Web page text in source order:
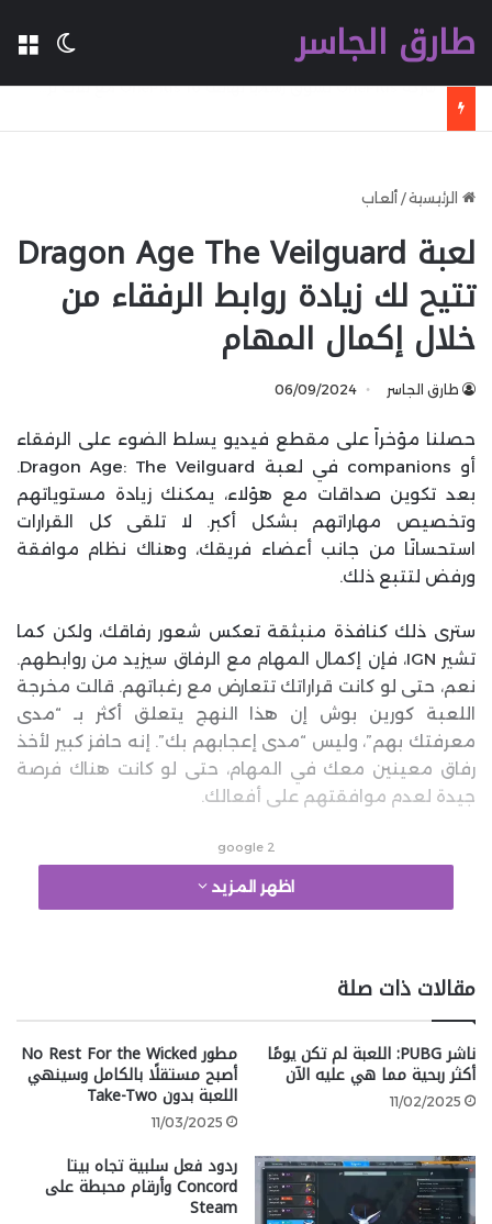
طارق الجاسر
الرئيسية/ ألعاب
لعبة Dragon Age The Veilguard
تتيح لك زيادة روابط الرفقاء من
خلال إكمال المهام
طارق الجاسر 06/09/2024
حصلنا مؤخراً على مقطع فيديو يسلط الضوء على الرفقاء
أو companions في لعبة Dragon Age: The Veilguard.
بعد تكوين صداقات مع هؤلاء، يمكنك زيادة مستوياتهم
وتخصيص مهاراتهم بشكل أكبر. لا تلقى كل القرارات
استحسانًا من جانب أعضاء فريقك، وهناك نظام موافقة
ورفض لتتبع ذلك.
سترى ذلك كنافذة منبثقة تعكس شعور رفاقك، ولكن كما
تشير IGN، فإن إكمال المهام مع الرفاق سيزيد من روابطهم.
نعم، حتى لو كانت قراراتك تتعارض مع رغباتهم. قالت مخرجة
اللعبة كورين بوش إن هذا النهج يتعلق أكثر بـ “مدى
معرفتك بهم”، وليس “مدى إعجابهم بك”. إنه حافز كبير لأخذ
رفاق معينين معك في المهام، حتى لو كانت هناك فرصة
جيدة لعدم موافقتهم على أفعالك.
google 2
اظهر المزيد
مقالات ذات صلة
ناشر PUBG: اللعبة لم تكن يومًا
أكثر ربحية مما هي عليه الآن
11/02/2025
مطور No Rest For the Wicked
أصبح مستقلًا بالكامل وسينهي
اللعبة بدون Take-Two
11/03/2025
ردود فعل سلبية تجاه بيتا
Concord وأرقام محبطة على
Steam